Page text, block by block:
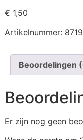
€ 1,50
Artikelnummer:
Beoordelingen
Er zijn nog geen